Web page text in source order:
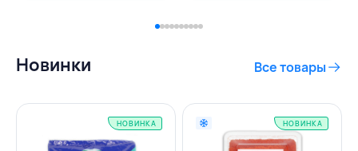
Новинки Все товары
НОВИНКА НОВИНКА